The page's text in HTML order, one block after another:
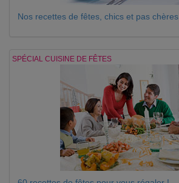
Nos recettes de fêtes, chics et pas chères
SPÉCIAL CUISINE DE FÊTES